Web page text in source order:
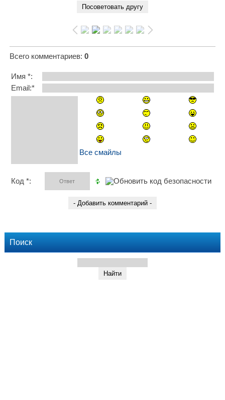
Всего комментариев: 0
Имя *:
Email:*
Все смайлы
Код *:
Поиск